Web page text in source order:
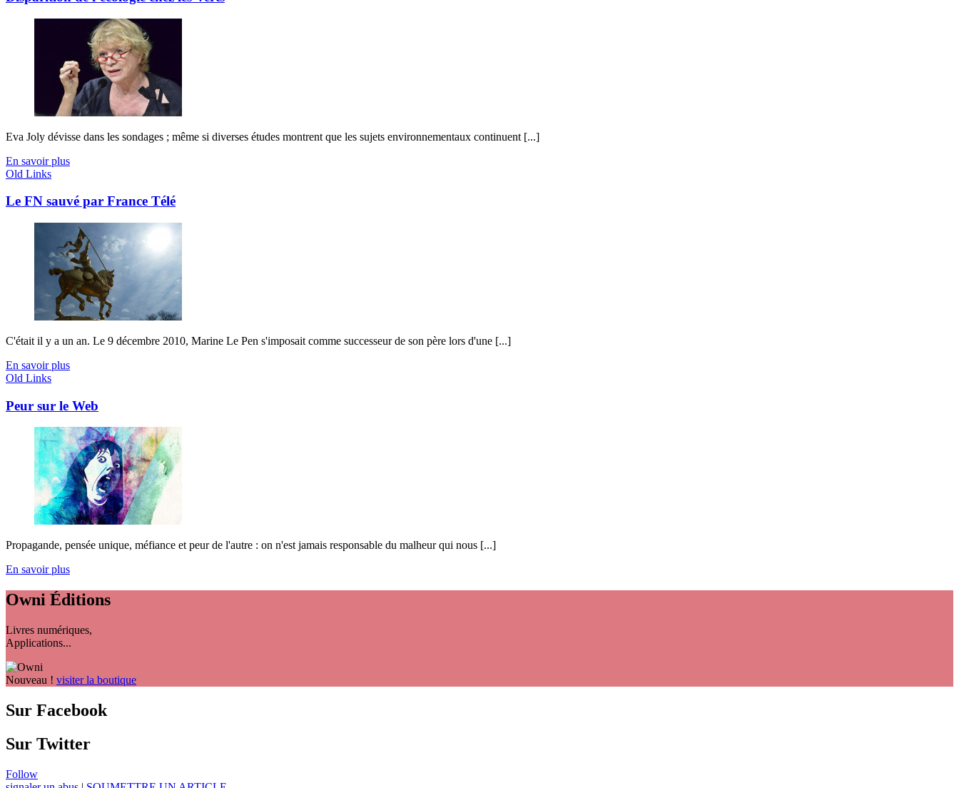
Eva Joly dévisse dans les sondages ; même si diverses études montrent que les sujets environnementaux continuent [...]
En savoir plus
Old Links
Le FN sauvé par France Télé
C'était il y a un an. Le 9 décembre 2010, Marine Le Pen s'imposait comme successeur de son père lors d'une [...]
En savoir plus
Old Links
Peur sur le Web
Propagande, pensée unique, méfiance et peur de l'autre : on n'est jamais responsable du malheur qui nous [...]
En savoir plus
Owni Éditions
Livres numériques,
Applications...
Nouveau ! visiter la boutique
Sur Facebook
Sur Twitter
Follow